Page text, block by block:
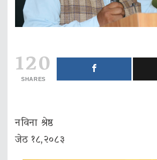
120
SHARES
नविना श्रेष्ठ
जेठ १८,२०८३